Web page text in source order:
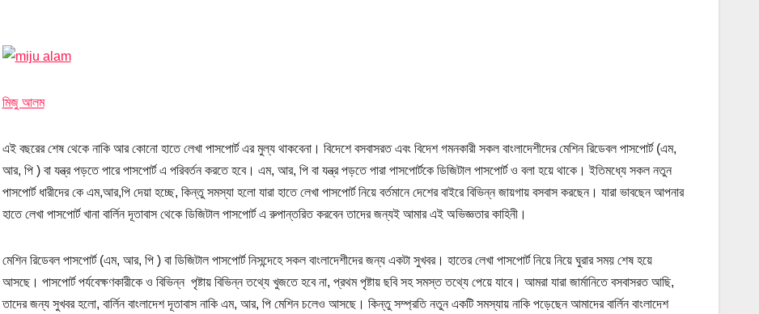
মিজু আলম
এই বছরের শেষ থেকে নাকি আর কোনো হাতে লেখা পাসপোর্ট এর মুল্য থাকবেনা। বিদেশে বসবাসরত এবং বিদেশ গমনকারী সকল বাংলাদেশীদের মেশিন রিডেবল পাসপোর্ট (এম,
আর, পি ) বা যন্ত্র পড়তে পারে পাসপোর্ট এ পরিবর্তন করতে হবে। এম, আর, পি বা যন্ত্র পড়তে পারা পাসপোর্টকে ডিজিটাল পাসপোর্ট ও বলা হয়ে থাকে। ইতিমধ্যে সকল নতুন
পাসপোর্ট ধারীদের কে এম,আর,পি দেয়া হচ্ছে, কিন্তু সমস্যা হলো যারা হাতে লেখা পাসপোর্ট নিয়ে বর্তমানে দেশের বাইরে বিভিন্ন জায়গায় বসবাস করছেন। যারা ভাবছেন আপনার
হাতে লেখা পাসপোর্ট খানা বার্লিন দূতাবাস থেকে ডিজিটাল পাসপোর্ট এ রুপান্তরিত করবেন তাদের জন্যই আমার এই অভিজ্ঞতার কাহিনী।
মেশিন রিডেবল পাসপোর্ট (এম, আর, পি ) বা ডিজিটাল পাসপোর্ট নিসন্দেহে সকল বাংলাদেশীদের জন্য একটা সুখবর। হাতের লেখা পাসপোর্ট নিয়ে নিয়ে ঘুরার সময় শেষ হয়ে
আসছে। পাসপোর্ট পর্যবেক্ষণকারীকে ও বিভিন্ন পৃষ্টায় বিভিন্ন তথ্যে খুজতে হবে না, প্রথম পৃষ্টায় ছবি সহ সমস্ত তথ্যে পেয়ে যাবে। আমরা যারা জার্মানিতে বসবাসরত আছি,
তাদের জন্য সুখবর হলো, বার্লিন বাংলাদেশ দূতাবাস নাকি এম, আর, পি মেশিন চলেও আসছে। কিন্তু সম্প্রতি নতুন একটি সমস্যায় নাকি পড়েছেন আমাদের বার্লিন বাংলাদেশ